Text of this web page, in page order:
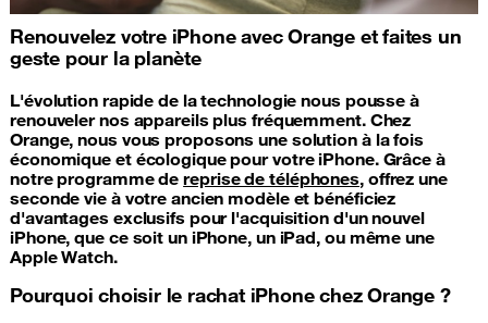
Renouvelez votre iPhone avec Orange et faites un
geste pour la planète
L'évolution rapide de la technologie nous pousse à
renouveler nos appareils plus fréquemment. Chez
Orange, nous vous proposons une solution à la fois
économique et écologique pour votre iPhone. Grâce à
notre programme dereprise de téléphones, offrez une
seconde vie à votre ancien modèle et bénéficiez
d'avantages exclusifs pour l'acquisition d'un nouvel
iPhone, que ce soit un iPhone, un iPad, ou même une
Apple Watch.
Pourquoi choisir le rachat iPhone chez Orange ?